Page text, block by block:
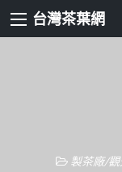
台灣茶葉網
製茶廠/